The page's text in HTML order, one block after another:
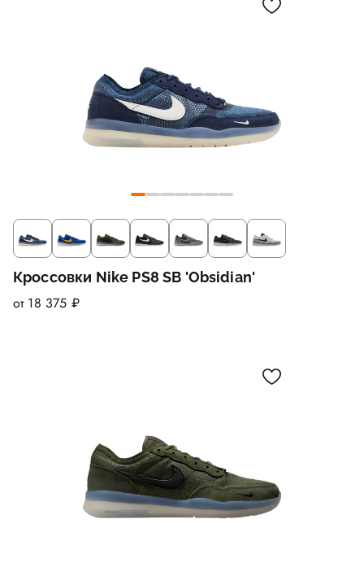
Кроссовки Nike PS8 SB 'Obsidian'
от 18 375 ₽